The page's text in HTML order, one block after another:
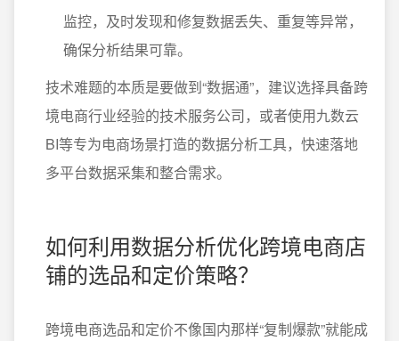
监控，及时发现和修复数据丢失、重复等异常，
确保分析结果可靠。
技术难题的本质是要做到“数据通”，建议选择具备跨
境电商行业经验的技术服务公司，或者使用九数云
BI等专为电商场景打造的数据分析工具，快速落地
多平台数据采集和整合需求。
如何利用数据分析优化跨境电商店
铺的选品和定价策略？
跨境电商选品和定价不像国内那样“复制爆款”就能成